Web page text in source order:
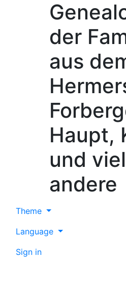
der
aus
Haupt,
und
andere
Theme
Language
Sign in